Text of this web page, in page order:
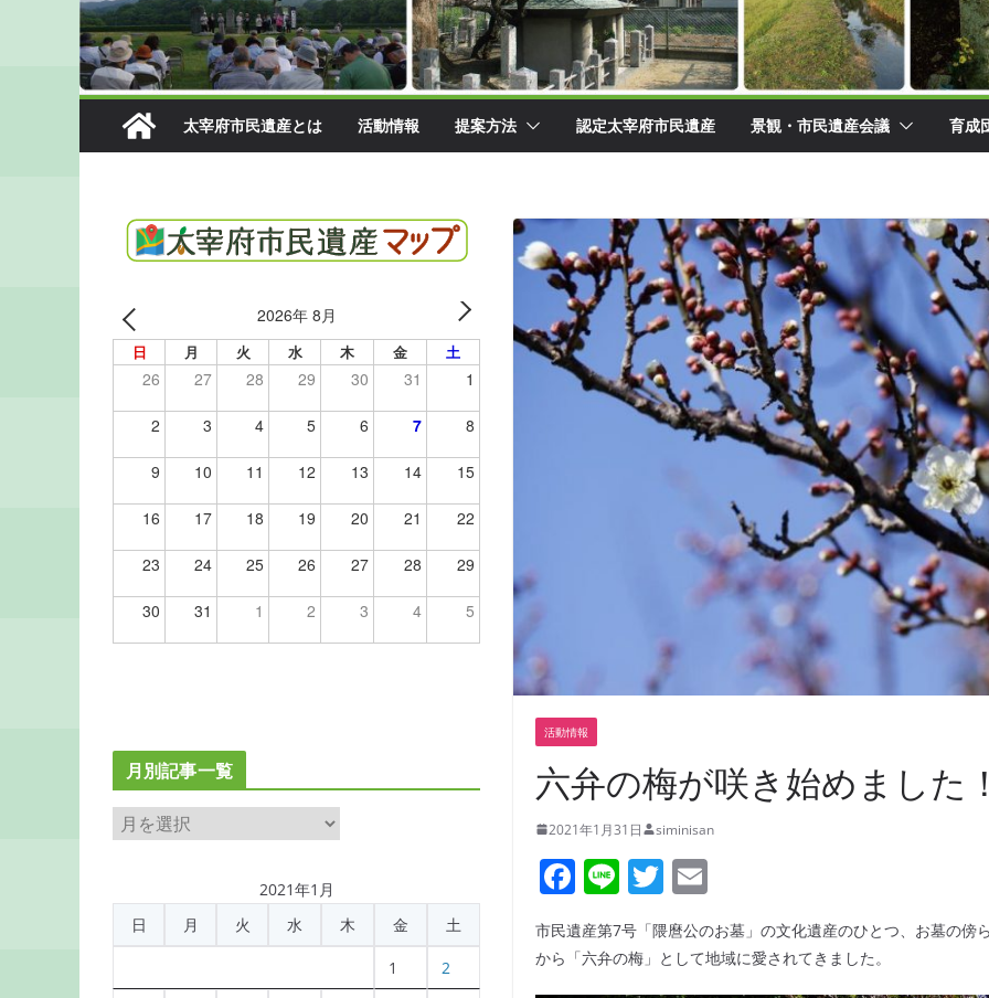
太宰府市民遺産とは 活動情報 提案方法 認定太宰府市民遺産 景観・市民遺産会議 育成
活動情報
六弁の梅が咲き始めました
2021年1月31日 siminisan
F
a
c
e
Li
n
e
T
w
itt
er
m
ai
l
市民遺産第7号「隈麿公のお墓」の文化遺産のひとつ、お墓の
から「六弁の梅」として地域に愛されてきました。
2026年 8月
日 月 火 水 木 金 土
26 27 28 29 30 31 1
2 3 4 5 6 7 8
9 10 11 12 13 14 15
16 17 18 19 20 21 22
23 24 25 26 27 28 29
30 31 1 2 3 4 5
月別記事一覧
月
事
2021年1月
日
月 火 水 木 金 土
1 2